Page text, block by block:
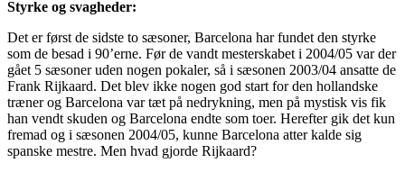
Styrke og svagheder:
Det er først de sidste to sæsoner, Barcelona har fundet den styrke
som de besad i 90’erne. Før de vandt mesterskabet i 2004/05 var der
gået 5 sæsoner uden nogen pokaler, så i sæsonen 2003/04 ansatte de
Frank Rijkaard. Det blev ikke nogen god start for den hollandske
træner og Barcelona var tæt på nedrykning, men på mystisk vis fik
han vendt skuden og Barcelona endte som toer. Herefter gik det kun
fremad og i sæsonen 2004/05, kunne Barcelona atter kalde sig
spanske mestre. Men hvad gjorde Rijkaard?